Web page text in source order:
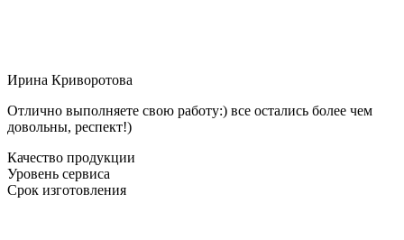
Ирина Криворотова
Отлично выполняете свою работу:) все остались более чем
довольны, респект!)
Качество продукции
Уровень сервиса
Срок изготовления